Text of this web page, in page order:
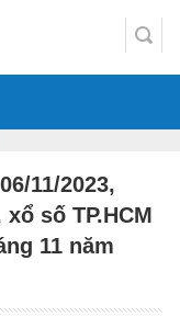
11/2023,
xổ số TP.HCM
11 năm